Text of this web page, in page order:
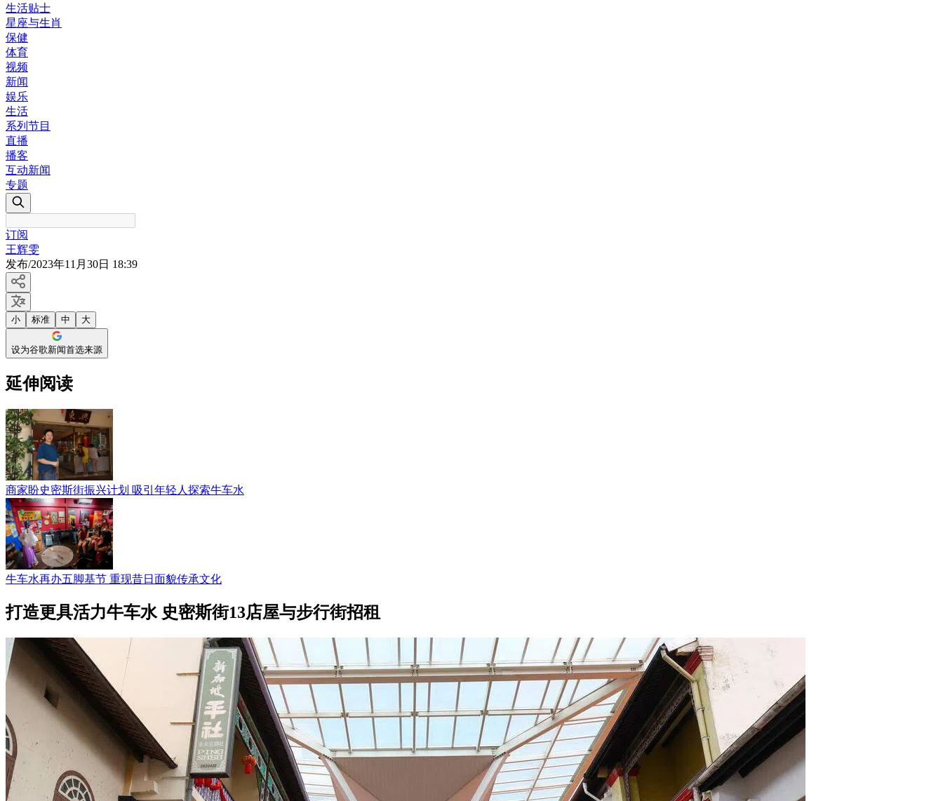
生活贴士
星座与生肖
保健
体育
视频
新闻
娱乐
生活
系列节目
直播
播客
互动新闻
专题
订阅
王辉雯
发布/2023年11月30日 18:39
小 标准 中 大
设为谷歌新闻首选来源
延伸阅读
商家盼史密斯街振兴计划 吸引年轻人探索牛车水
牛车水再办五脚基节 重现昔日面貌传承文化
打造更具活力牛车水 史密斯街13店屋与步行街招租